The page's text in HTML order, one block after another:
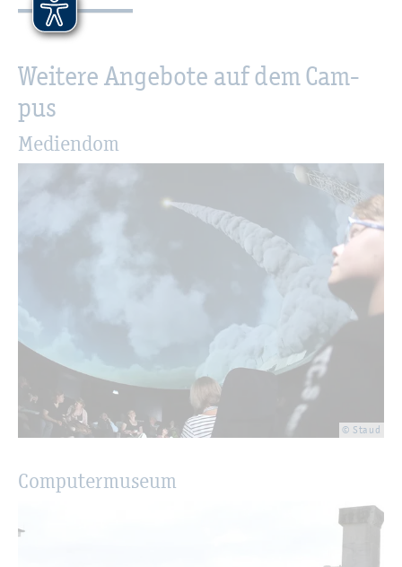
Wei­te­re An­ge­bo­te auf dem Cam­
pus
Me­di­en­dom
© Staud
Com­pu­ter­mu­se­um